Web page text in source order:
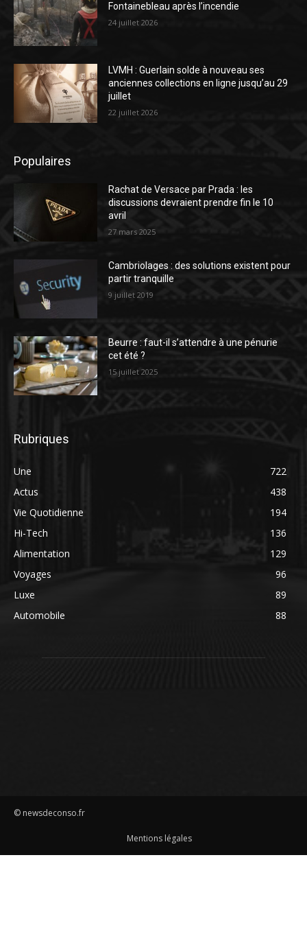
Fontainebleau après l’incendie
24 juillet 2026
LVMH : Guerlain solde à nouveau ses
anciennes collections en ligne jusqu’au 29
juillet
22 juillet 2026
Populaires
Rachat de Versace par Prada : les
discussions devraient prendre fin le 10
avril
27 mars 2025
Cambriolages : des solutions existent pour
partir tranquille
9 juillet 2019
Beurre : faut-il s’attendre à une pénurie
cet été ?
15 juillet 2025
Rubriques
Une
722
Actus
438
Vie Quotidienne
194
Hi-Tech
136
Alimentation
129
Voyages
96
Luxe
89
Automobile
88
© newsdeconso.fr
Mentions légales